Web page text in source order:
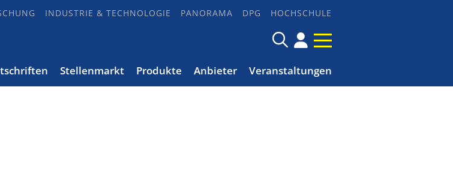
INDUSTRIE & TECHNOLOGIE PANORAMA DPG HOCHSCHULE
Stellenmarkt Produkte Anbieter Veranstaltungen